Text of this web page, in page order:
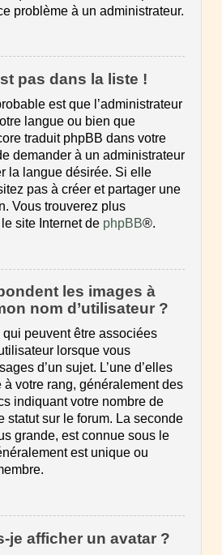
problème à un administrateur.
pas dans la liste !
est que l’administrateur
langue ou bien que
traduit phpBB dans votre
demander à un administrateur
la langue désirée. Si elle
pas à créer et partager une
Vous trouverez plus
site Internet de phpBB®.
les images à
nom d’utilisateur ?
qui peuvent être associées
lorsque vous
d’un sujet. L’une d’elles
à votre rang, généralement des
indiquant votre nombre de
statut sur le forum. La seconde
grande, est connue sous le
est unique ou
je afficher un avatar ?